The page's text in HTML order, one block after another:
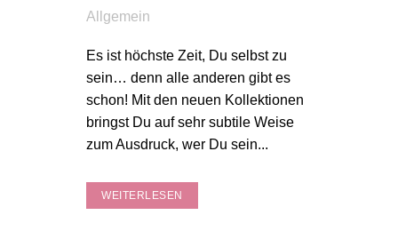
Allgemein
Es ist höchste Zeit, Du selbst zu
sein… denn alle anderen gibt es
schon! Mit den neuen Kollektionen
bringst Du auf sehr subtile Weise
zum Ausdruck, wer Du sein...
WEITERLESEN